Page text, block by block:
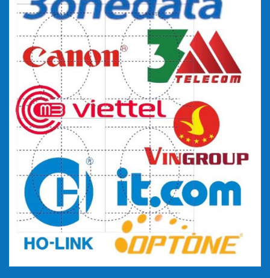
KHI MUA HÀNG TẠI VT GOLDTECH, QUÝ KHÁCH
SẼ ĐƯỢC HƯỞNG NHỮNG ƯU ĐÃI SAU:
– Chính sách bảo hành tốt nhất theo chế độ bảo hành của
nhà sản xuất.
– Đội ngũ nhân viên có trình độ tư vấn và kinh nghiệm trên 5
năm trong ngành.
– Cam kết hàng mới 100%. Phát hiện hàng cũ bồi thường
gấp ba.
– Mức giá tốt nhất và cạnh tranh nhất thị trường
– Sản phẩm chính hãng, đầy đủ giấy tờ xuất xưởng từ nhà
sản xuất
– Cung cấp sản phẩm đa dạng chọn gói hệ thống quang,hệ
thống mạng cho khách hàng
Hotline/zalo tư vấn 0815.0815.19 –
0815.0815.91